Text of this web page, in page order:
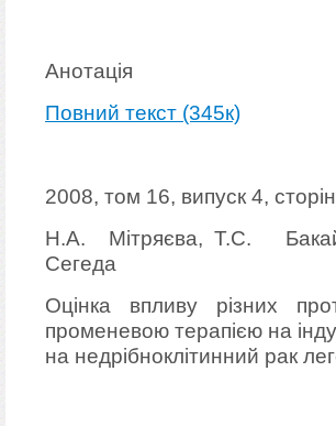
Анотація
Повний текст (345к)
2008, том 16, випуск 4,
Н.А. Мітряєва, Т.С.
Сегеда
Оцінка впливу різних
променевою терапією на
на недрібноклітинний рак